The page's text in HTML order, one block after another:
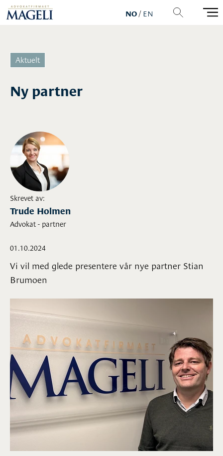
NO/EN
Ny partner
Skrevet av:
Trude Holmen
Advokat - partner
01.10.2024
Vi vil med glede presentere vår nye partner Stian
Brumoen